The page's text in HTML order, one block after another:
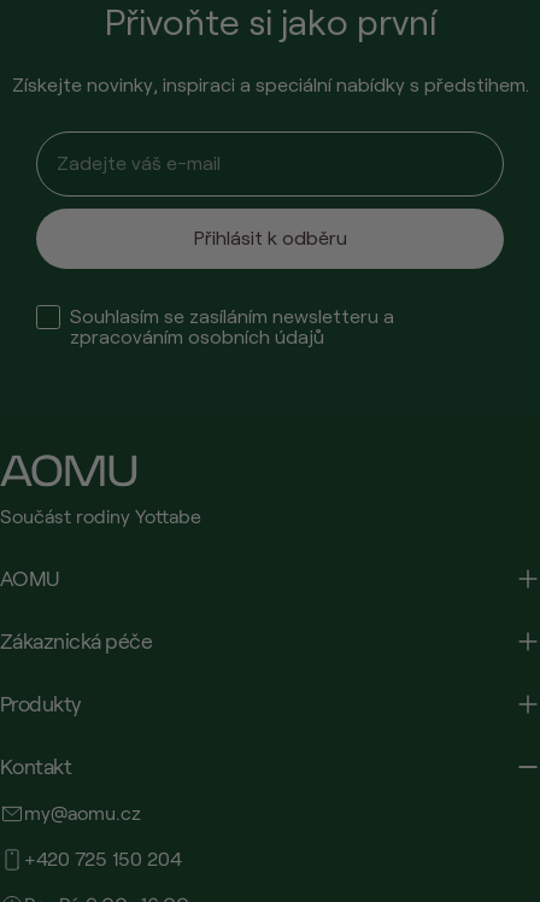
Přivoňte si jako první
Získejte novinky, inspiraci a speciální nabídky s předstihem.
Email input
Přihlásit k odběru
Check box
Souhlasím se zasíláním newsletteru a
zpracováním osobních údajů
Součást rodiny Yottabe
AOMU
Zákaznická péče
Produkty
Kontakt
my@aomu.cz
+420 725 150 204